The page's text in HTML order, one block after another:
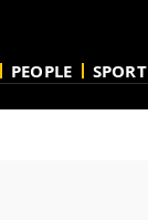
PEOPLE SPORT